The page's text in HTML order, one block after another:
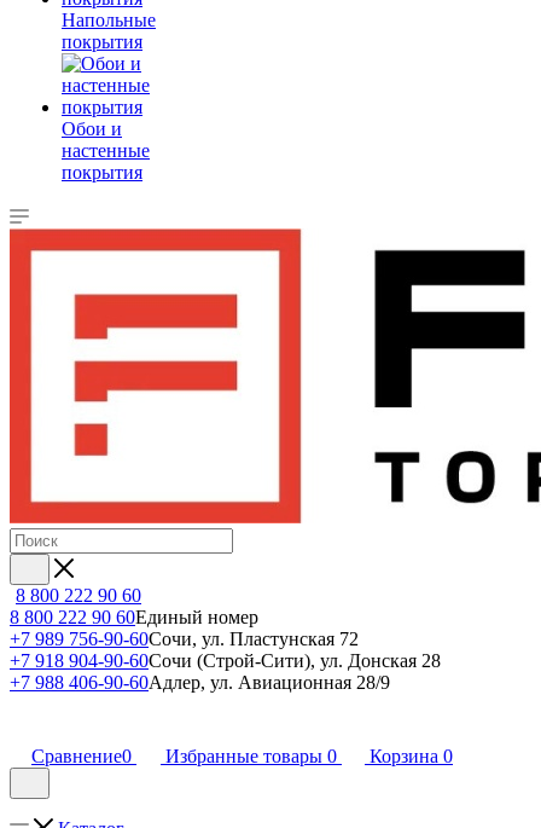
Напольные
покрытия
Обои и
настенные
покрытия
8 800 222 90 60
8 800 222 90 60Единый номер
+7 989 756-90-60Сочи, ул. Пластунская 72
+7 918 904-90-60Сочи (Строй-Сити), ул. Донская 28
+7 988 406-90-60Адлер, ул. Авиационная 28/9
Сравнение0 Избранные товары 0 Корзина 0